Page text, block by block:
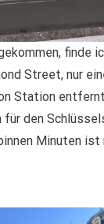
finde
Street, nur
Station
für den
Minuten ist